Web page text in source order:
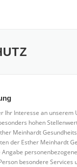
Ihr Interesse an unserem
hohen
Meinhardt
der Esther Meinhardt
besondere Services